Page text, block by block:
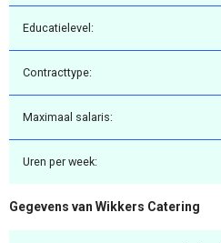
Educatielevel:
Contracttype:
Maximaal salaris:
Uren per week:
Gegevens van Wikkers Catering